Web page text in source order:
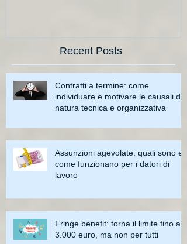
Recent Posts
Contratti a termine: come
individuare e motivare le causali di
natura tecnica e organizzativa
Assunzioni agevolate: quali sono e
come funzionano per i datori di
lavoro
Fringe benefit: torna il limite fino a
3.000 euro, ma non per tutti